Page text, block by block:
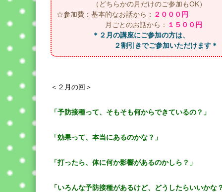
（どちらかの月だけのご参加もOK）
☆参加費：基本的なお話から： ２０００円
月ごとのお話から： １５００円
＊２月の講座にご参加の方は、
２割引きでご参加いただけます＊
＜２月の回＞
「予防接種って、そもそも何からできているの？」
「効果って、本当にあるのかな？」
「打ったら、体に何か影響があるのかしら？」
「いろんな予防接種があるけど、どうしたらいいかな